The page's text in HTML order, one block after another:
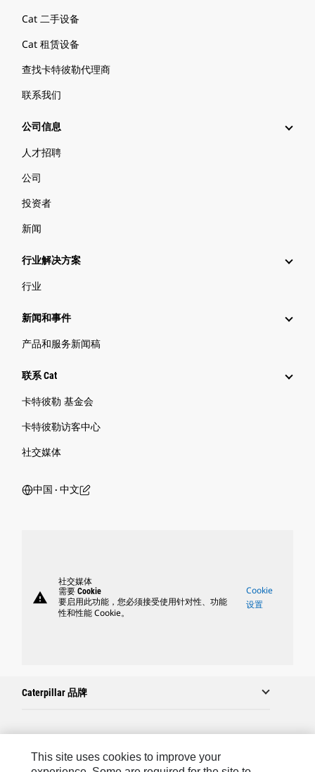
Cat 二手设备
Cat 租赁设备
查找卡特彼勒代理商
联系我们
公司信息
人才招聘
公司
投资者
新闻
行业解决方案
行业
新闻和事件
产品和服务新闻稿
联系 Cat
卡特彼勒 基金会
卡特彼勒访客中心
社交媒体
中国 ‧ 中文
warning
社交媒体
需要 Cookie
要启用此功能，您必须接受使用针对性、功能
性和性能 Cookie。
Cookie
设置
Caterpillar 品牌
This site uses cookies to improve your